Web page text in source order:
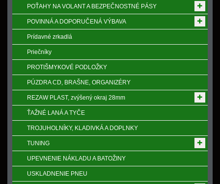
POŤAHY NA VOLANT A BEZPEČNOSTNÉ PÁSY
POVINNÁ A DOPORUČENÁ VÝBAVA
Prídavné zrkadlá
Priečníky
PROTIŠMYKOVÉ PODLOŽKY
PÚZDRA CD, BRAŠNE, ORGANIZÉRY
REZAW PLAST, zvýšený okraj 28mm
ŤAŽNÉ LANÁ A TYČE
TROJUHOLNÍKY, KLADIVKÁ A DOPLNKY
TUNING
UPEVNENIE NÁKLADU A BATOŽINY
USKLADNENIE PNEU